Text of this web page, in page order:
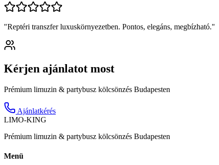
"Reptéri transzfer luxuskörnyezetben. Pontos, elegáns, megbízható."
Kérjen ajánlatot most
Prémium limuzin & partybusz kölcsönzés Budapesten
Ajánlatkérés
LIMO-KING
Prémium limuzin & partybusz kölcsönzés Budapesten
Menü